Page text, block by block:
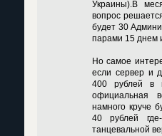
Украины).В
вопрос
будет 30
парами 15 днем
Но самое
если сервер и
400 рублей в
официальная
намного круче
40 рублей
танцевальной